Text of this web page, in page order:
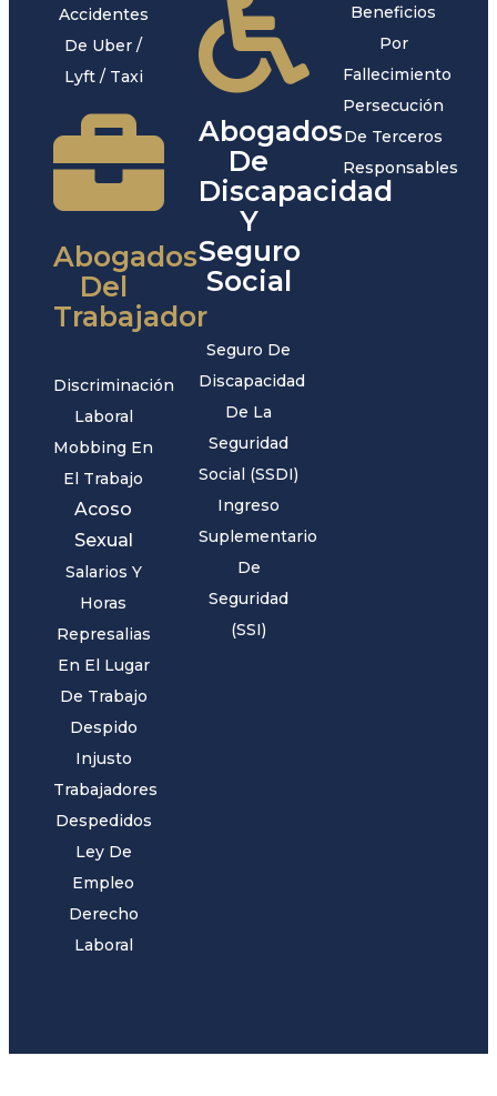
Accidentes
De Uber /
Lyft / Taxi
Abogados
Del
Trabajador
Discriminación
Laboral
Mobbing En
El Trabajo
Acoso
Sexual
Salarios Y
Horas
Represalias
En El Lugar
De Trabajo
Despido
Injusto
Trabajadores
Despedidos
Ley De
Empleo
Derecho
Laboral
Abogados
De
Discapacidad
Y
Seguro
Social
Seguro De
Discapacidad
De La
Seguridad
Social (SSDI)
Ingreso
Suplementario
De
Seguridad
(SSI)
Beneficios
Por
Fallecimiento
Persecución
De Terceros
Responsables